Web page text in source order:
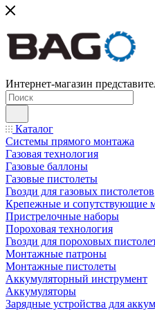
Интернет-магазин
Каталог
Системы прямого монтажа
Газовая технология
Газовые баллоны
Газовые пистолеты
Гвозди для газовых пистолетов
Крепежные и сопутствующие
Пристрелочные наборы
Пороховая технология
Гвозди для пороховых
Монтажные патроны
Монтажные пистолеты
Аккумуляторный инструмент
Аккумуляторы
Зарядные устройства для